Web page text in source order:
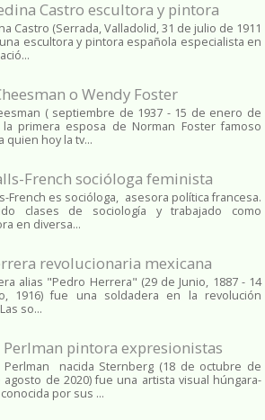
Castro escultora y pintora
Castro (Serrada, Valladolid, 31 de julio de 1911
escultora y pintora española especialista en
o Wendy Foster
( septiembre de 1937 - 15 de enero de
primera esposa de Norman Foster famoso
quien hoy la tv...
French socióloga feminista
French es socióloga, asesora política francesa.
clases de sociología y trabajado como
en diversa...
revolucionaria mexicana
alias "Pedro Herrera" (29 de Junio, 1887 - 14
1916) fue una soldadera en la revolución
so...
Perlman pintora expresionistas
nacida Sternberg (18 de octubre de
agosto de 2020) fue una artista visual húngara-
por sus ...